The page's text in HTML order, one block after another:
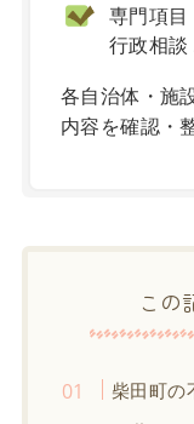
専門項
行政相
各自治体・施
内容を確認・
この
柴田町の